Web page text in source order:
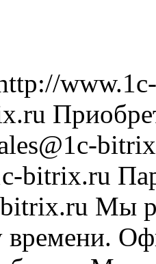
bitrix.ru
Мы
времени.